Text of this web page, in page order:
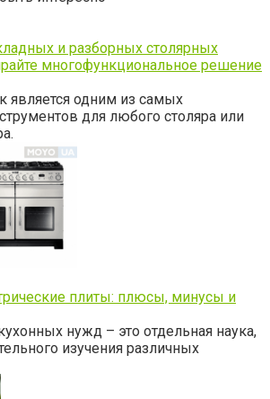
и разборных столярных
многофункциональное решение
является одним из самых
для любого столяра или
плиты: плюсы, минусы и
нужд – это отдельная наука,
изучения различных